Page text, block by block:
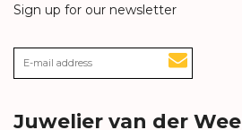
Sign up for our newsletter
Juwelier van der